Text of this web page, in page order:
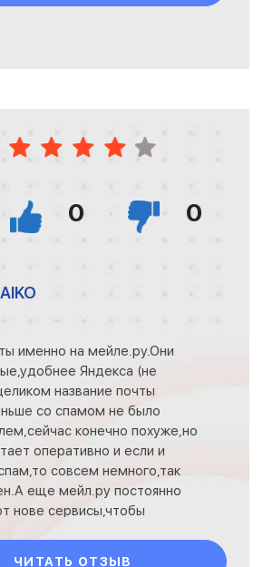
0 0
именно на мейле.ру.Они
Яндекса (не
название почты
со спамом не было
конечно похуже,но
оперативно и если и
совсем немного,так
еще мейл.ру постоянно
нове сервисы,чтобы
ЧИТАТЬ ОТЗЫВ